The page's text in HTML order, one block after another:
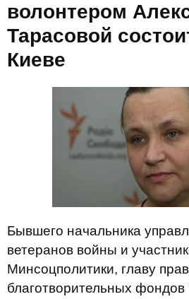
волонтером
Тарасовой
Киеве
Бывшего начальника
ветеранов войны и
Минсоцполитики, главу
благотворительных